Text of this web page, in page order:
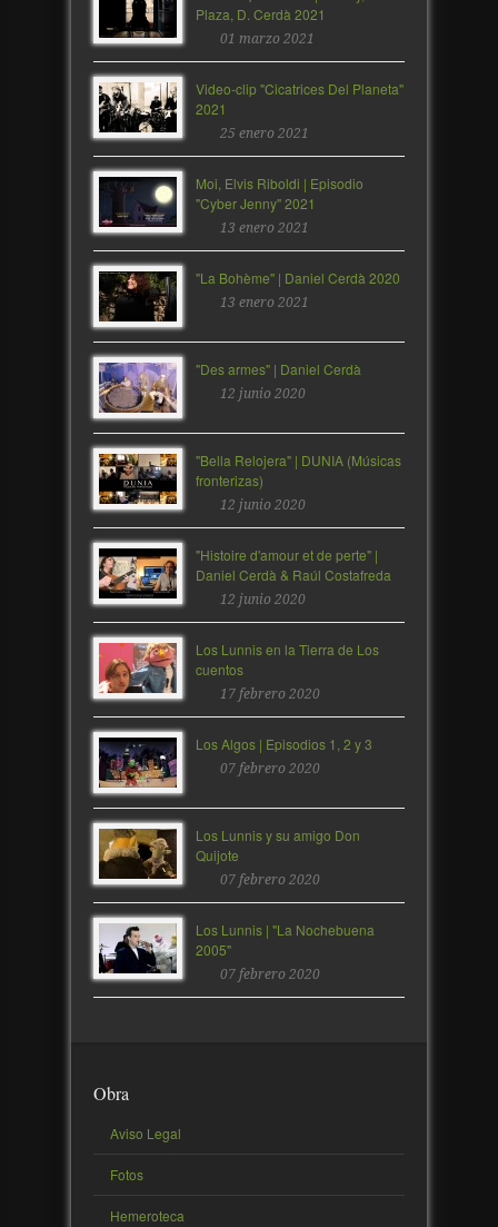
Plaza, D. Cerdà 2021
01 marzo 2021
Video-clip "Cicatrices Del Planeta"
2021
25 enero 2021
Moi, Elvis Riboldi | Episodio
"Cyber Jenny" 2021
13 enero 2021
"La Bohème" | Daniel Cerdà 2020
13 enero 2021
"Des armes" | Daniel Cerdà
12 junio 2020
"Bella Relojera" | DUNIA (Músicas
fronterizas)
12 junio 2020
"Histoire d'amour et de perte" |
Daniel Cerdà & Raúl Costafreda
12 junio 2020
Los Lunnis en la Tierra de Los
cuentos
17 febrero 2020
Los Algos | Episodios 1, 2 y 3
07 febrero 2020
Los Lunnis y su amigo Don
Quijote
07 febrero 2020
Los Lunnis | "La Nochebuena
2005"
07 febrero 2020
Obra
Aviso Legal
Fotos
Hemeroteca